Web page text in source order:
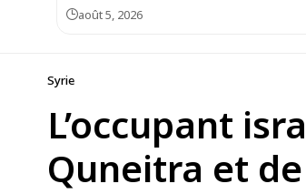
août 5, 2026
Syrie
L’occupant
Quneitra et